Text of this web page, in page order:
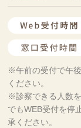
※午前の受付で午
ください。
※診察できる人数
でもWEB受付を停
承ください。